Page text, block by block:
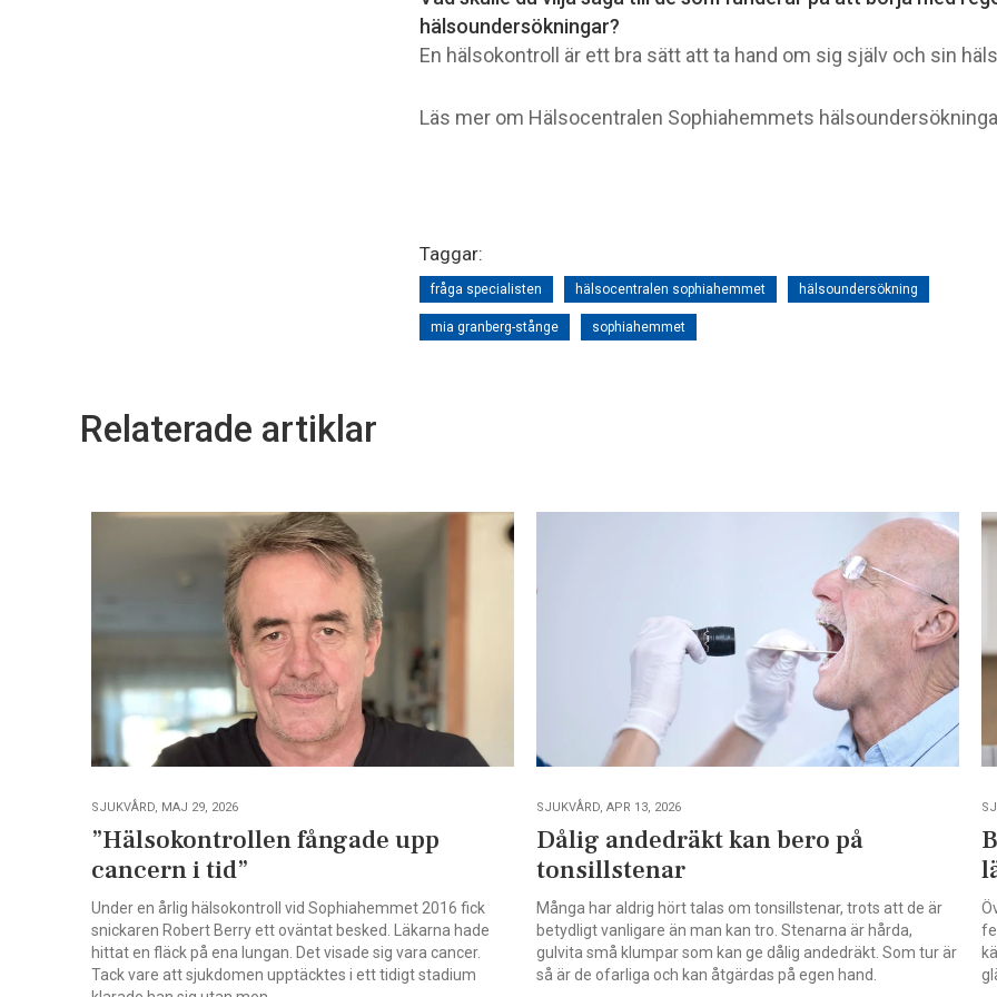
hälsoundersökningar?
En hälsokontroll är ett bra sätt att ta hand om sig själv och sin
Läs mer om Hälsocentralen Sophiahemmets
Taggar:
fråga specialisten hälsocentralen sophiahemmet hälsoundersökning
mia granberg-stånge sophiahemmet
Relaterade artiklar
SJUKVÅRD, MAJ 29, 2026
”Hälsokontrollen fångade upp
cancern i tid”
Under en årlig hälsokontroll vid Sophiahemmet 2016 fick
snickaren Robert Berry ett oväntat besked. Läkarna hade
hittat en fläck på ena lungan. Det visade sig vara cancer.
Tack vare att sjukdomen upptäcktes i ett tidigt stadium
SJUKVÅRD, APR 13, 2026
Dålig andedräkt kan bero på
tonsillstenar
Många har aldrig hört talas om tonsillstenar, trots att de är
betydligt vanligare än man kan tro. Stenarna är hårda,
gulvita små klumpar som kan ge dålig andedräkt. Som tur är
så är de ofarliga och kan åtgärdas på egen hand.